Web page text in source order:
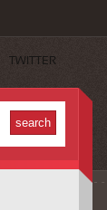
TWITTER